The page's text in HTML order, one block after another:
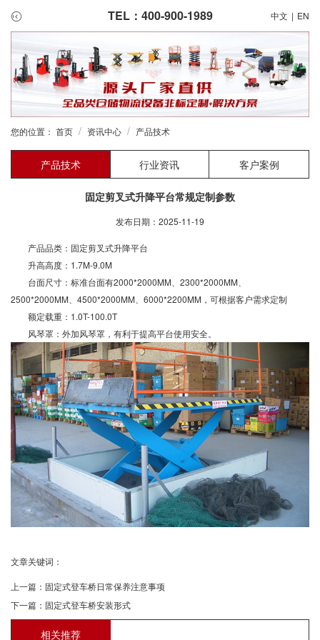
TEL：400-900-1989 中文 | EN
您的位置： 首页 / 资讯中心 / 产品技术
产品技术 行业资讯 客户案例
固定剪叉式升降平台常规定制参数
发布日期：2025-11-19
产品品类：固定剪叉式升降平台
升高高度：1.7M-9.0M
台面尺寸：标准台面有2000*2000MM、2300*2000MM、
2500*2000MM、4500*2000MM、6000*2200MM，可根据客户需求定制
额定载重：1.0T-100.0T
风琴罩：外加风琴罩，有利于提高平台使用安全。
文章关键词：
上一篇： 固定式登车桥日常保养注意事项
下一篇： 固定式登车桥安装形式
相关推荐